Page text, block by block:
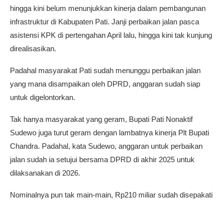
hingga kini belum menunjukkan kinerja dalam pembangunan
infrastruktur di Kabupaten Pati. Janji perbaikan jalan pasca
asistensi KPK di pertengahan April lalu, hingga kini tak kunjung
direalisasikan.
Padahal masyarakat Pati sudah menunggu perbaikan jalan
yang mana disampaikan oleh DPRD, anggaran sudah siap
untuk digelontorkan.
Tak hanya masyarakat yang geram, Bupati Pati Nonaktif
Sudewo juga turut geram dengan lambatnya kinerja Plt Bupati
Chandra. Padahal, kata Sudewo, anggaran untuk perbaikan
jalan sudah ia setujui bersama DPRD di akhir 2025 untuk
dilaksanakan di 2026.
Nominalnya pun tak main-main, Rp210 miliar sudah disepakati